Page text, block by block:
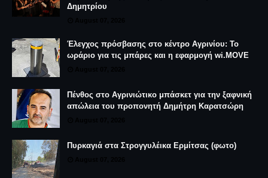
Δημητρίου
Έλεγχος πρόσβασης στο κέντρο Αγρινίου: Το
ωράριο για τις μπάρες και η εφαρμογή wi.MOVE
Πένθος στο Αγρινιώτικο μπάσκετ για την ξαφνική
απώλεια του προπονητή Δημήτρη Καρατσώρη
Πυρκαγιά στα Στρογγυλέικα Ερμίτσας (φωτο)